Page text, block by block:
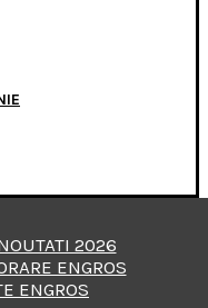
2026
ENGROS
ENGROS